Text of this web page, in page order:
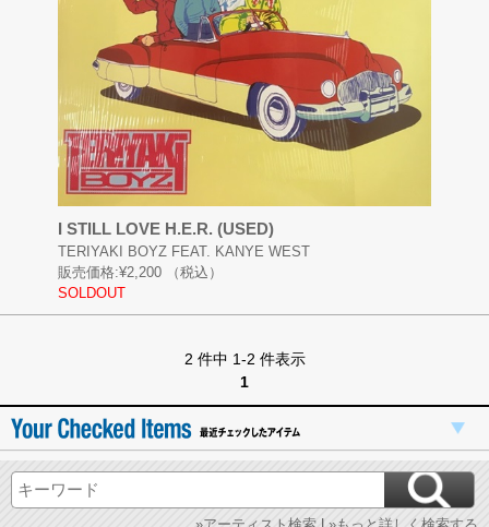
I STILL LOVE H.E.R. (USED)
TERIYAKI BOYZ FEAT. KANYE WEST
販売価格:¥2,200
（税込）
SOLDOUT
2 件中 1-2 件表示
1
»アーティスト検索 | »もっと詳しく検索する